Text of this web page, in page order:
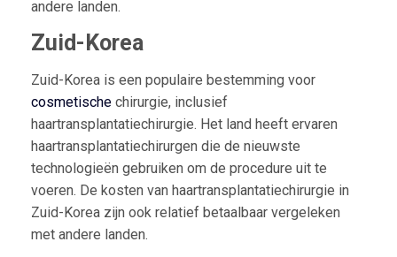
andere landen.
Zuid-Korea
Zuid-Korea is een populaire bestemming voor
cosmetischechirurgie, inclusief
haartransplantatiechirurgie. Het land heeft ervaren
haartransplantatiechirurgen die de nieuwste
technologieën gebruiken om de procedure uit te
voeren. De kosten van haartransplantatiechirurgie in
Zuid-Korea zijn ook relatief betaalbaar vergeleken
met andere landen.